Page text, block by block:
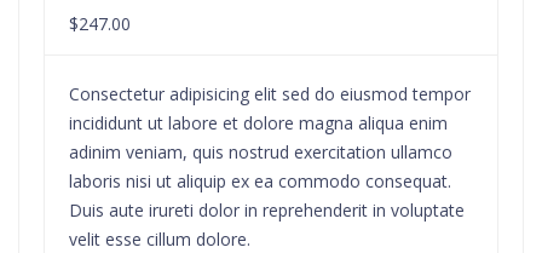
$247.00
Consectetur adipisicing elit sed do eiusmod tempor
incididunt ut labore et dolore magna aliqua enim
adinim veniam, quis nostrud exercitation ullamco
laboris nisi ut aliquip ex ea commodo consequat.
Duis aute irureti dolor in reprehenderit in voluptate
velit esse cillum dolore.